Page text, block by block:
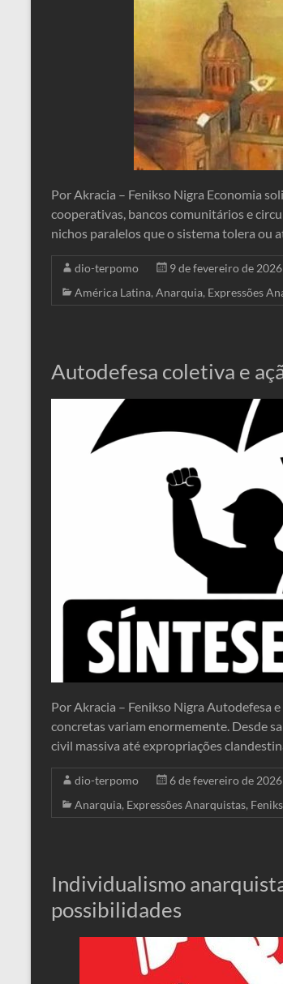
Por Akracia – Fenikso Nigra Economia
cooperativas, bancos comunitários e
nichos paralelos que o sistema tolera ou
dio-terpomo
9 de fevereiro de 2026
América Latina, Anarquia, Expressões
Autodefesa coletiva e
Por Akracia – Fenikso Nigra Autodefesa
concretas variam enormemente. Desde
civil massiva até expropriações
dio-terpomo
6 de fevereiro de 2026
Anarquia, Expressões Anarquistas,
Individualismo
possibilidades